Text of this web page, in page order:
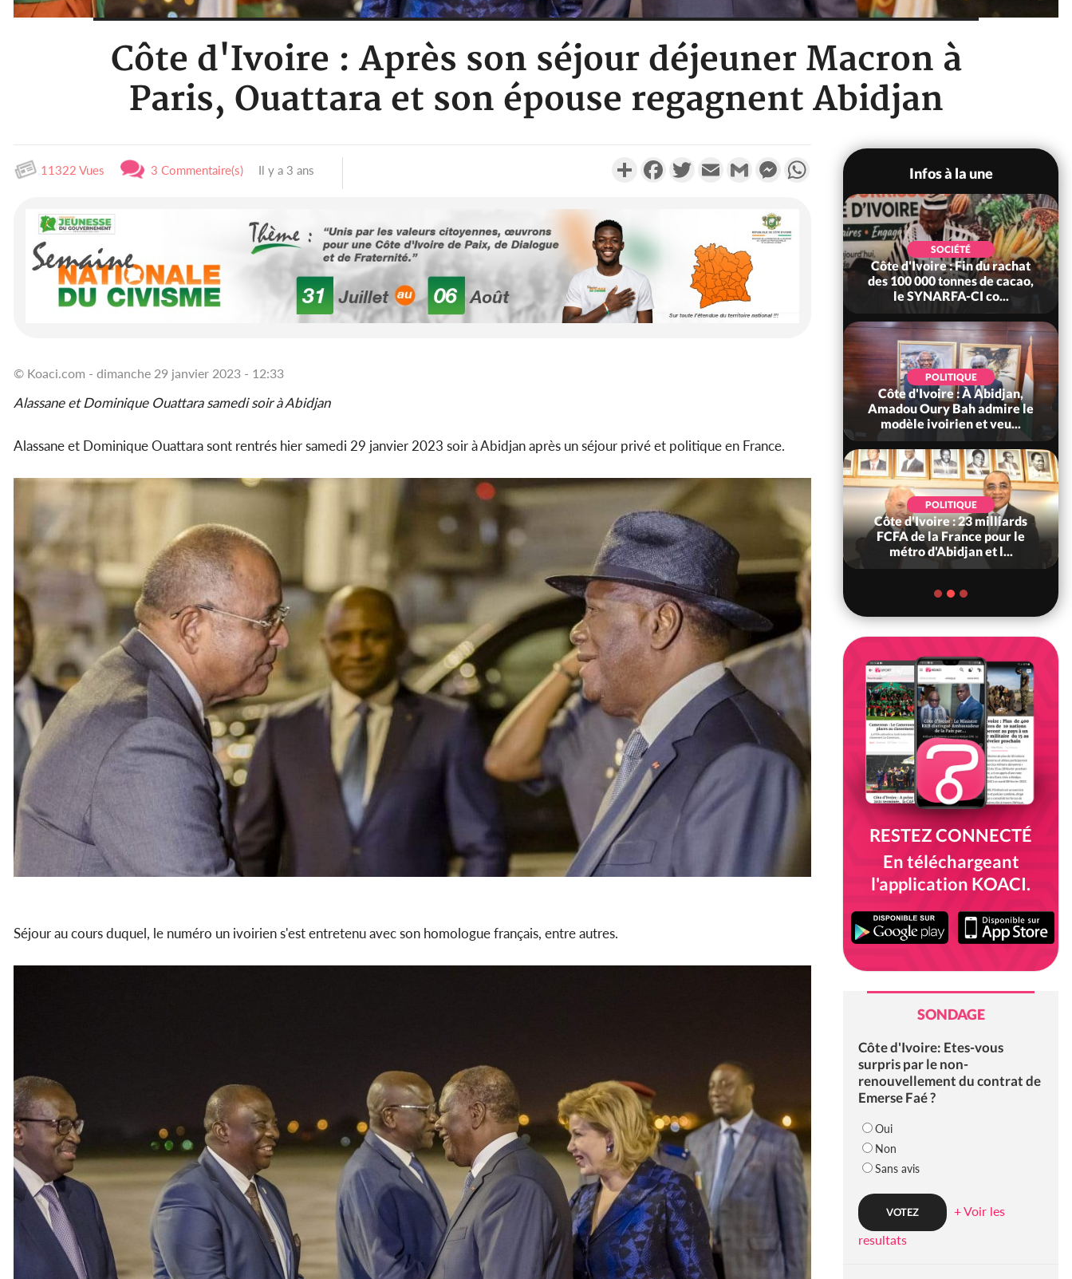
Côte d'Ivoire : Après son séjour déjeuner Macron à
Paris, Ouattara et son épouse regagnent Abidjan
11322 Vues 3 Commentaire(s) Il y a 3 ans PartagerFacebookTwitterEmail Gmail MessengerWhatsApp
© Koaci.com - dimanche 29 janvier 2023 - 12:33
Alassane et Dominique Ouattara samedi soir à Abidjan
Alassane et Dominique Ouattara sont rentrés hier samedi 29 janvier 2023 soir à Abidjan après un séjour privé et politique en France.
Séjour au cours duquel, le numéro un ivoirien s'est entretenu avec son homologue français, entre autres.
Infos à la une
POLITIQUE
Côte d'Ivoire : Fête nationale,
Alassane Ouattara accorde
la grâce à 4 661...
Côte d'Ivoire : Décrispation ?
Mamadou Traoré ex
conseiller de Soro a recou...
SOCIÉTÉ
Côte d'Ivoire : Fin du rachat
des 100 000 tonnes de cacao,
le SYNARFA-CI co...
POLITIQUE
Côte d'Ivoire : À Abidjan,
Amadou Oury Bah admire le
modèle ivoirien et veu...
POLITIQUE
Côte d'Ivoire : 23 milliards
FCFA de la France pour le
métro d'Abidjan et l...
RESTEZ CONNECTÉ
En téléchargeant
l'application KOACI.
SONDAGE
Côte d'Ivoire: Etes-vous
surpris par le non-
renouvellement du contrat de
Emerse Faé ?
Oui
Non
Sans avis
+ Voir les
resultats